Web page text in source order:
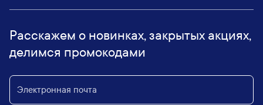
Расскажем о новинках, закрытых акциях,
делимся промокодами